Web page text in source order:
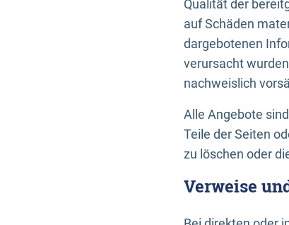
Qualität der
auf Schäden
dargebotenen
verursacht
nachweislich
Alle Angebote
Teile der Seiten
zu löschen oder
Verweise